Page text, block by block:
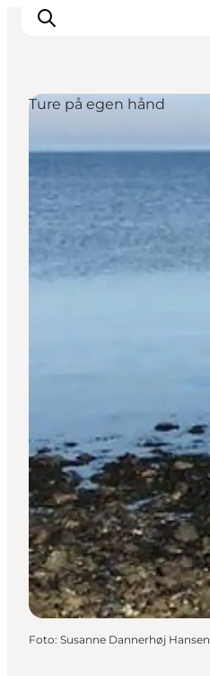
DET SKER
OPLEV
SPIS
OVERNAT
PRAKTISK
NYHEDSBREV
Ture på egen hånd
Foto: Susanne Dannerhøj Hansen‎